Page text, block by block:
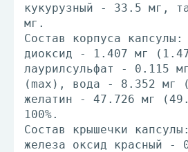
кукурузный - 33.5 мг,
мг.
Состав корпуса капсулы:
диоксид - 1.407 мг
лаурилсульфат - 0.115
(max), вода - 8.352 мг
желатин - 47.726 мг
100%.
Состав крышечки
железа оксид красный -